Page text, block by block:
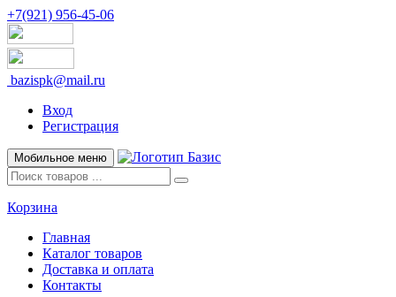
+7(921) 956-45-06
bazispk@mail.ru
Вход
Регистрация
Мобильное меню
Корзина
Главная
Каталог товаров
Доставка и оплата
Контакты